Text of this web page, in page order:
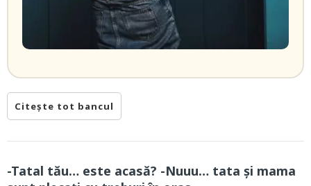
Citește tot bancul
-Tatal tău… este acasă? -Nuuu… tata și mama